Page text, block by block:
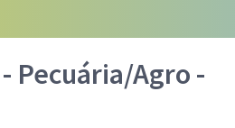
Pecuária/Agro -